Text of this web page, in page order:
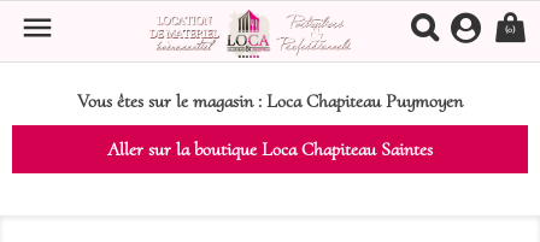
Vous êtes sur le magasin : Loca Chapiteau Puymoyen
Aller sur la boutique Loca Chapiteau Saintes
 (0)